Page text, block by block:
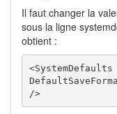
Il faut changer la
sous la ligne
obtient :
<SystemDefaults
/>